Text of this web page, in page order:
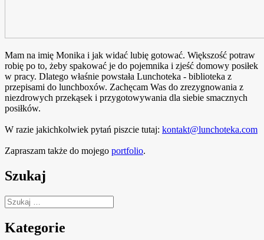
Mam na imię Monika i jak widać lubię gotować. Większość potraw
robię po to, żeby spakować je do pojemnika i zjeść domowy posiłek
w pracy. Dlatego właśnie powstała Lunchoteka - biblioteka z
przepisami do lunchboxów. Zachęcam Was do zrezygnowania z
niezdrowych przekąsek i przygotowywania dla siebie smacznych
posiłków.
W razie jakichkolwiek pytań piszcie tutaj: kontakt@lunchoteka.com
Zapraszam także do mojego portfolio.
Szukaj
Szukaj:
Kategorie